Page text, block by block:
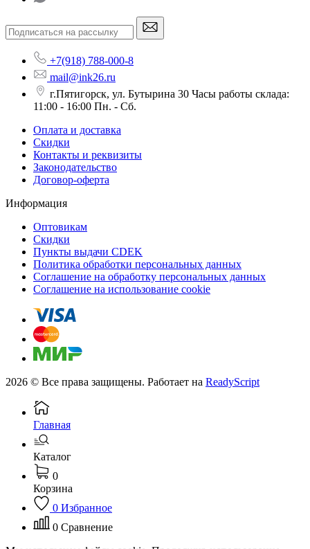
+7(918) 788-000-8
mail@ink26.ru
г.Пятигорск, ул. Бутырина 30 Часы работы склада:
11:00 - 16:00 Пн. - Сб.
Оплата и доставка
Скидки
Контакты и реквизиты
Законодательство
Договор-оферта
Информация
Оптовикам
Скидки
Пункты выдачи CDEK
Политика обработки персональных данных
Соглашение на обработку персональных данных
Соглашение на использование cookie
2026 © Все права защищены. Работает на ReadyScript
Главная
Каталог
0
Корзина
0 Избранное
0 Сравнение